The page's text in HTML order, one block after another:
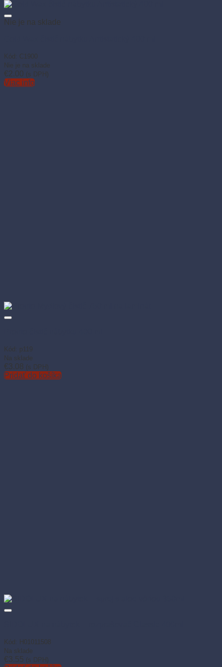
Nie je na sklade
Kód: C1900
Nie je na sklade
€2.00 (s DPH)
Viac info
Kód: p119
Na sklade
€3.08 (s DPH)
Pridať do košíka
Kód: H01011508
Na sklade
€3.55 (s DPH)